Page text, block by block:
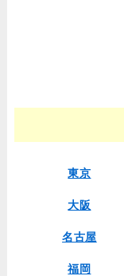
東京
大阪
名古屋
福岡